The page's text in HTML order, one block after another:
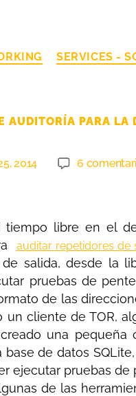
SERVICES -
AUDITORÍA PARA LA
2014 6
tiempo libre en el
auditar repetidores de
salida, desde la
pruebas de
de las
cliente de TOR,
una
de datos
ejecutar pruebas
de las